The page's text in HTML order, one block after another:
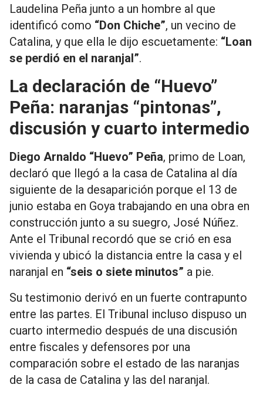
Laudelina Peña junto a un hombre al que
identificó como “Don Chiche”, un vecino de
Catalina, y que ella le dijo escuetamente: “Loan
se perdió en el naranjal”.
La declaración de “Huevo”
Peña: naranjas “pintonas”,
discusión y cuarto intermedio
Diego Arnaldo “Huevo” Peña, primo de Loan,
declaró que llegó a la casa de Catalina al día
siguiente de la desaparición porque el 13 de
junio estaba en Goya trabajando en una obra en
construcción junto a su suegro, José Núñez.
Ante el Tribunal recordó que se crió en esa
vivienda y ubicó la distancia entre la casa y el
naranjal en “seis o siete minutos” a pie.
Su testimonio derivó en un fuerte contrapunto
entre las partes. El Tribunal incluso dispuso un
cuarto intermedio después de una discusión
entre fiscales y defensores por una
comparación sobre el estado de las naranjas
de la casa de Catalina y las del naranjal.